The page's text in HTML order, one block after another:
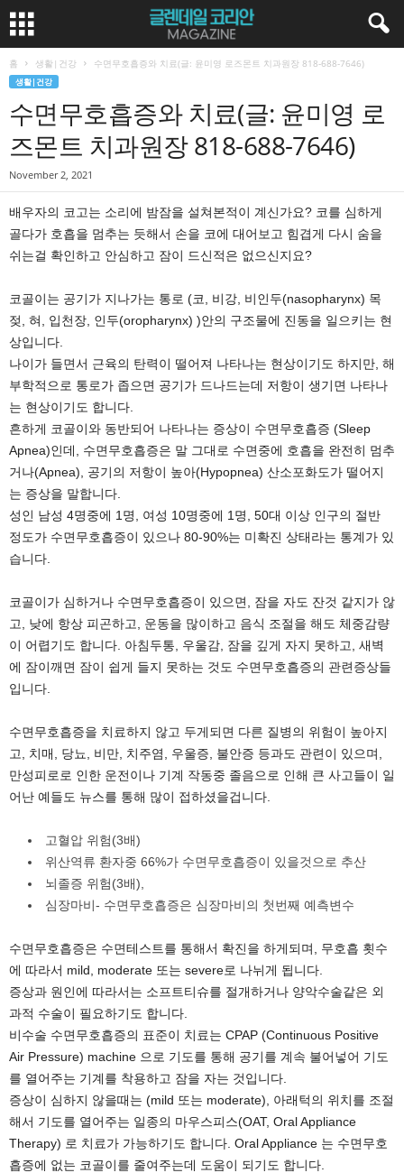
홈 생활|건강 수면무호흡증와 치료(글: 윤미영 로즈몬트 치과원장 818-688-7646)
생활|건강
수면무호흡증와 치료(글: 윤미영 로
즈몬트 치과원장 818-688-7646)
November 2, 2021
배우자의 코고는 소리에 밤잠을 설쳐본적이 계신가요? 코를 심하게
골다가 호흡을 멈추는 듯해서 손을 코에 대어보고 힘겹게 다시 숨을
쉬는걸 확인하고 안심하고 잠이 드신적은 없으신지요?
코골이는 공기가 지나가는 통로 (코, 비강, 비인두(nasopharynx) 목
젖, 혀, 입천장, 인두(oropharynx) )안의 구조물에 진동을 일으키는 현
상입니다.
나이가 들면서 근육의 탄력이 떨어져 나타나는 현상이기도 하지만, 해
부학적으로 통로가 좁으면 공기가 드나드는데 저항이 생기면 나타나
는 현상이기도 합니다.
흔하게 코골이와 동반되어 나타나는 증상이 수면무호흡증 (Sleep
Apnea)인데, 수면무호흡증은 말 그대로 수면중에 호흡을 완전히 멈추
거나(Apnea), 공기의 저항이 높아(Hypopnea) 산소포화도가 떨어지
는 증상을 말합니다.
성인 남성 4명중에 1명, 여성 10명중에 1명, 50대 이상 인구의 절반
정도가 수면무호흡증이 있으나 80-90%는 미확진 상태라는 통계가 있
습니다.
코골이가 심하거나 수면무호흡증이 있으면, 잠을 자도 잔것 같지가 않
고, 낮에 항상 피곤하고, 운동을 많이하고 음식 조절을 해도 체중감량
이 어렵기도 합니다. 아침두통, 우울감, 잠을 깊게 자지 못하고, 새벽
에 잠이깨면 잠이 쉽게 들지 못하는 것도 수면무호흡증의 관련증상들
입니다.
수면무호흡증을 치료하지 않고 두게되면 다른 질병의 위험이 높아지
고, 치매, 당뇨, 비만, 치주염, 우울증, 불안증 등과도 관련이 있으며,
만성피로로 인한 운전이나 기계 작동중 졸음으로 인해 큰 사고들이 일
어난 예들도 뉴스를 통해 많이 접하셨을겁니다.
고혈압 위험(3배)
위산역류 환자중 66%가 수면무호흡증이 있을것으로 추산
뇌졸증 위험(3배),
심장마비- 수면무호흡증은 심장마비의 첫번째 예측변수
수면무호흡증은 수면테스트를 통해서 확진을 하게되며, 무호흡 횟수
에 따라서 mild, moderate 또는 severe로 나뉘게 됩니다.
증상과 원인에 따라서는 소프트티슈를 절개하거나 양악수술같은 외
과적 수술이 필요하기도 합니다.
비수술 수면무호흡증의 표준이 치료는 CPAP (Continuous Positive
Air Pressure) machine 으로 기도를 통해 공기를 계속 불어넣어 기도
를 열어주는 기계를 착용하고 잠을 자는 것입니다.
증상이 심하지 않을때는 (mild 또는 moderate), 아래턱의 위치를 조절
해서 기도를 열어주는 일종의 마우스피스(OAT, Oral Appliance
Therapy) 로 치료가 가능하기도 합니다. Oral Appliance 는 수면무호
흡증에 없는 코골이를 줄여주는데 도움이 되기도 합니다.